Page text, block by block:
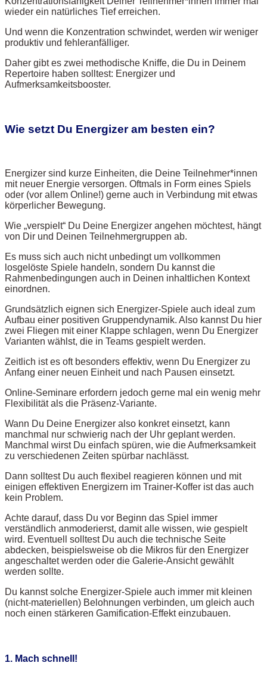
wieder ein natürliches Tief erreichen.
Und wenn die Konzentration schwindet, werden wir weniger
produktiv und fehleranfälliger.
Daher gibt es zwei methodische Kniffe, die Du in Deinem
Repertoire haben solltest: Energizer und
Aufmerksamkeitsbooster.
Wie setzt Du Energizer am besten ein?
Energizer sind kurze Einheiten, die Deine Teilnehmer*innen
mit neuer Energie versorgen. Oftmals in Form eines Spiels
oder (vor allem Online!) gerne auch in Verbindung mit etwas
körperlicher Bewegung.
Wie „verspielt“ Du Deine Energizer angehen möchtest, hängt
von Dir und Deinen Teilnehmergruppen ab.
Es muss sich auch nicht unbedingt um vollkommen
losgelöste Spiele handeln, sondern Du kannst die
Rahmenbedingungen auch in Deinen inhaltlichen Kontext
einordnen.
Grundsätzlich eignen sich Energizer-Spiele auch ideal zum
Aufbau einer positiven Gruppendynamik. Also kannst Du hier
zwei Fliegen mit einer Klappe schlagen, wenn Du Energizer
Varianten wählst, die in Teams gespielt werden.
Zeitlich ist es oft besonders effektiv, wenn Du Energizer zu
Anfang einer neuen Einheit und nach Pausen einsetzt.
Online-Seminare erfordern jedoch gerne mal ein wenig mehr
Flexibilität als die Präsenz-Variante.
Wann Du Deine Energizer also konkret einsetzt, kann
manchmal nur schwierig nach der Uhr geplant werden.
Manchmal wirst Du einfach spüren, wie die Aufmerksamkeit
zu verschiedenen Zeiten spürbar nachlässt.
Dann solltest Du auch flexibel reagieren können und mit
einigen effektiven Energizern im Trainer-Koffer ist das auch
kein Problem.
Achte darauf, dass Du vor Beginn das Spiel immer
verständlich anmoderierst, damit alle wissen, wie gespielt
wird. Eventuell solltest Du auch die technische Seite
abdecken, beispielsweise ob die Mikros für den Energizer
angeschaltet werden oder die Galerie-Ansicht gewählt
werden sollte.
Du kannst solche Energizer-Spiele auch immer mit kleinen
(nicht-materiellen) Belohnungen verbinden, um gleich auch
noch einen stärkeren Gamification-Effekt einzubauen.
1. Mach schnell!